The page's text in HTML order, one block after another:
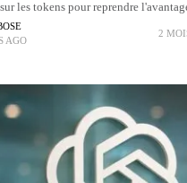
les tokens pour reprendre
Selon le Journal de Wall Streetla
AGO
2